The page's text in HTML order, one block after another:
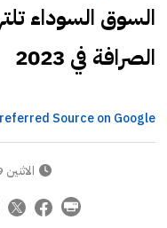
الصرافة في 2023
Source on Google
الاثنين 19 فبراير 2024